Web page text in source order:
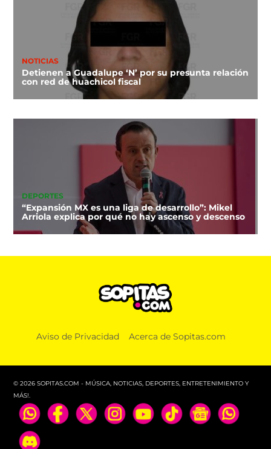
NOTICIAS
Detienen a Guadalupe ‘N’ por su presunta relación
con red de huachicol fiscal
DEPORTES
“Expansión MX es una liga de desarrollo”: Mikel
Arriola explica por qué no hay ascenso y descenso
Aviso de Privacidad Acerca de Sopitas.com
© 2026 SOPITAS.COM - MÚSICA, NOTICIAS, DEPORTES, ENTRETENIMIENTO Y
MÁS!.